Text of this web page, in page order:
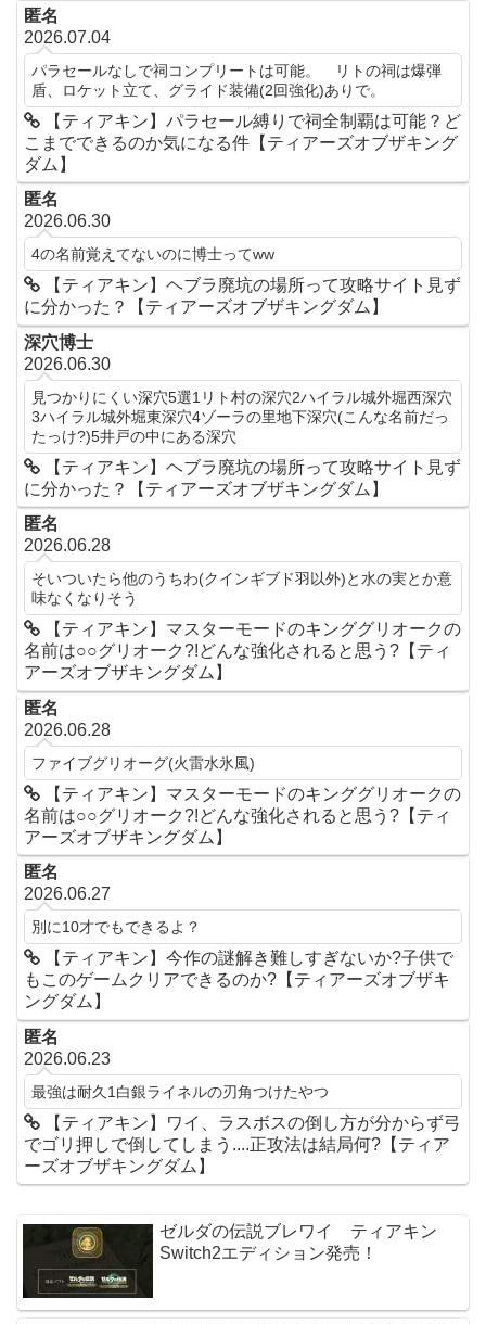
匿名
2026.07.04
パラセールなしで祠コンプリートは可能。 リトの祠は爆弾
盾、ロケット立て、グライド装備(2回強化)ありで。
【ティアキン】パラセール縛りで祠全制覇は可能？ど
こまでできるのか気になる件【ティアーズオブザキング
ダム】
匿名
2026.06.30
4の名前覚えてないのに博士ってww
【ティアキン】ヘブラ廃坑の場所って攻略サイト見ず
に分かった？【ティアーズオブザキングダム】
深穴博士
2026.06.30
見つかりにくい深穴5選1リト村の深穴2ハイラル城外堀西深穴
3ハイラル城外堀東深穴4ゾーラの里地下深穴(こんな名前だっ
たっけ?)5井戸の中にある深穴
【ティアキン】ヘブラ廃坑の場所って攻略サイト見ず
に分かった？【ティアーズオブザキングダム】
匿名
2026.06.28
そいついたら他のうちわ(クインギブド羽以外)と水の実とか意
味なくなりそう
【ティアキン】マスターモードのキンググリオークの
名前は○○グリオーク?!どんな強化されると思う?【ティ
アーズオブザキングダム】
匿名
2026.06.28
ファイブグリオーグ(火雷水氷風)
【ティアキン】マスターモードのキンググリオークの
名前は○○グリオーク?!どんな強化されると思う?【ティ
アーズオブザキングダム】
匿名
2026.06.27
別に10才でもできるよ？
【ティアキン】今作の謎解き難しすぎないか?子供で
もこのゲームクリアできるのか?【ティアーズオブザキ
ングダム】
匿名
2026.06.23
最強は耐久1白銀ライネルの刃角つけたやつ
【ティアキン】ワイ、ラスボスの倒し方が分からず弓
でゴリ押しで倒してしまう....正攻法は結局何?【ティア
ーズオブザキングダム】
ゼルダの伝説ブレワイ ティアキン
Switch2エディション発売！